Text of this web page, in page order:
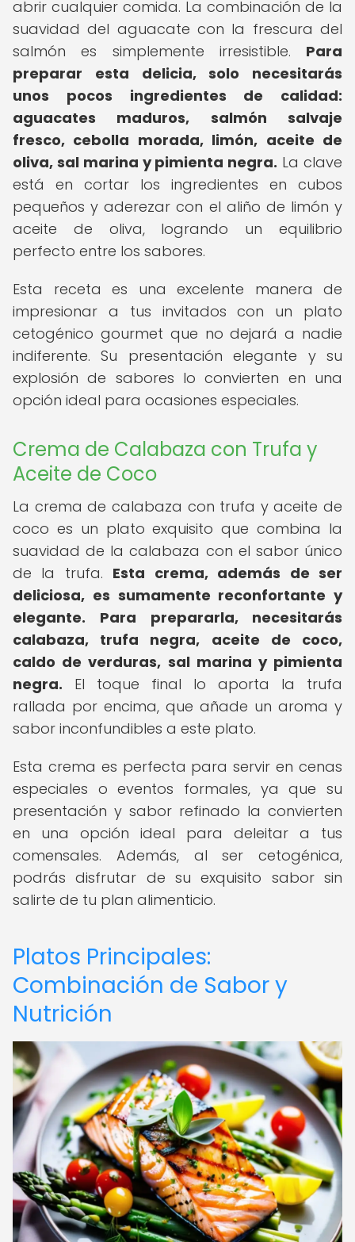
abrir cualquier comida. La combinación de la
suavidad del aguacate con la frescura del
salmón es simplemente irresistible. Para
preparar esta delicia, solo necesitarás
unos pocos ingredientes de calidad:
aguacates maduros, salmón salvaje
fresco, cebolla morada, limón, aceite de
oliva, sal marina y pimienta negra. La clave
está en cortar los ingredientes en cubos
pequeños y aderezar con el aliño de limón y
aceite de oliva, logrando un equilibrio
perfecto entre los sabores.
Esta receta es una excelente manera de
impresionar a tus invitados con un plato
cetogénico gourmet que no dejará a nadie
indiferente. Su presentación elegante y su
explosión de sabores lo convierten en una
opción ideal para ocasiones especiales.
Crema de Calabaza con Trufa y
Aceite de Coco
La crema de calabaza con trufa y aceite de
coco es un plato exquisito que combina la
suavidad de la calabaza con el sabor único
de la trufa. Esta crema, además de ser
deliciosa, es sumamente reconfortante y
elegante.
Para prepararla, necesitarás
calabaza, trufa negra, aceite de coco,
caldo de verduras, sal marina y pimienta
negra. El toque final lo aporta la trufa
rallada por encima, que añade un aroma y
sabor inconfundibles a este plato.
Esta crema es perfecta para servir en cenas
especiales o eventos formales, ya que su
presentación y sabor refinado la convierten
en una opción ideal para deleitar a tus
comensales. Además, al ser cetogénica,
podrás disfrutar de su exquisito sabor sin
salirte de tu plan alimenticio.
Platos Principales:
Combinación de Sabor y
Nutrición